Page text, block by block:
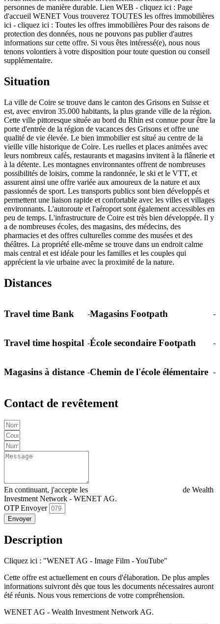
personnes de manière durable. Lien WEB - cliquez ici : Page
d'accueil WENET Vous trouverez TOUTES les offres immobilières
ici - cliquez ici : Toutes les offres immobilières Pour des raisons de
protection des données, nous ne pouvons pas publier d'autres
informations sur cette offre. Si vous êtes intéressé(e), nous nous
tenons volontiers à votre disposition pour toute question ou conseil
supplémentaire.
Situation
La ville de Coire se trouve dans le canton des Grisons en Suisse et
est, avec environ 35.000 habitants, la plus grande ville de la région.
Cette ville pittoresque située au bord du Rhin est connue pour être la
porte d'entrée de la région de vacances des Grisons et offre une
qualité de vie élevée. Le bien immobilier est situé au centre de la
vieille ville historique de Coire. Les ruelles et places animées avec
leurs nombreux cafés, restaurants et magasins invitent à la flânerie et
à la détente. Les montagnes environnantes offrent de nombreuses
possibilités de loisirs, comme la randonnée, le ski et le VTT, et
assurent ainsi une offre variée aux amoureux de la nature et aux
passionnés de sport. Les transports publics sont bien développés et
permettent une liaison rapide et confortable avec les villes et villages
environnants. L'autoroute et l'aéroport sont également accessibles en
peu de temps. L'infrastructure de Coire est très bien développée. Il y
a de nombreuses écoles, des magasins, des médecins, des
pharmacies et des offres culturelles comme des musées et des
théâtres. La propriété elle-même se trouve dans un endroit calme
mais central et est idéale pour les familles et les couples qui
apprécient la vie urbaine avec la proximité de la nature.
Distances
Travel time Bank -Magasins Footpath -
Travel time hospital -École secondaire Footpath -
Magasins à distance -Chemin de l'école élémentaire -
Contact de revêtement
En continuant, j'accepte les
de Wealth
Investment Network - WENET AG.
OTP Envoyer
Envoyer
Description
Cliquez ici : "WENET AG - Image Film - YouTube"
Cette offre est actuellement en cours d'élaboration. De plus amples
informations suivront dès que tous les documents nécessaires auront
été réunis. Nous vous remercions de votre compréhension.
WENET AG - Wealth Investment Network AG.